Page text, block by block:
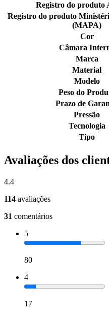
Registro do produto
Registro do produto
(MAPA)
Cor
Câmara
Marca
Material
Modelo
Peso do
Prazo de
Pressão
Tecnologia
Tipo
Avaliações dos
4.4
114 avaliações
31 comentários
5
80
4
17